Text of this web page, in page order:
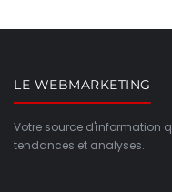
LE WEBMARKETING
Votre source d'information
tendances et analyses.